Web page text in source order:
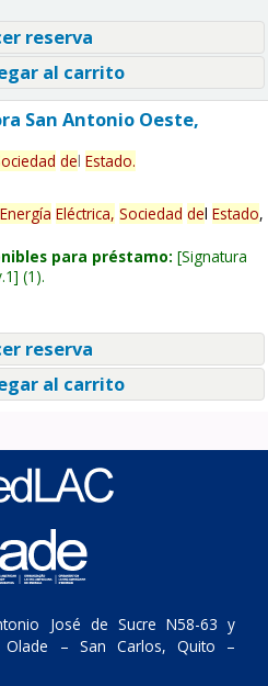
reserva
al carrito
San Antonio Oeste,
del Estado.
Energía Eléctrica, Sociedad del Estado,
para préstamo: Signatura
(1).
reserva
al carrito
José de Sucre N58-63 y
Olade – San Carlos, Quito –